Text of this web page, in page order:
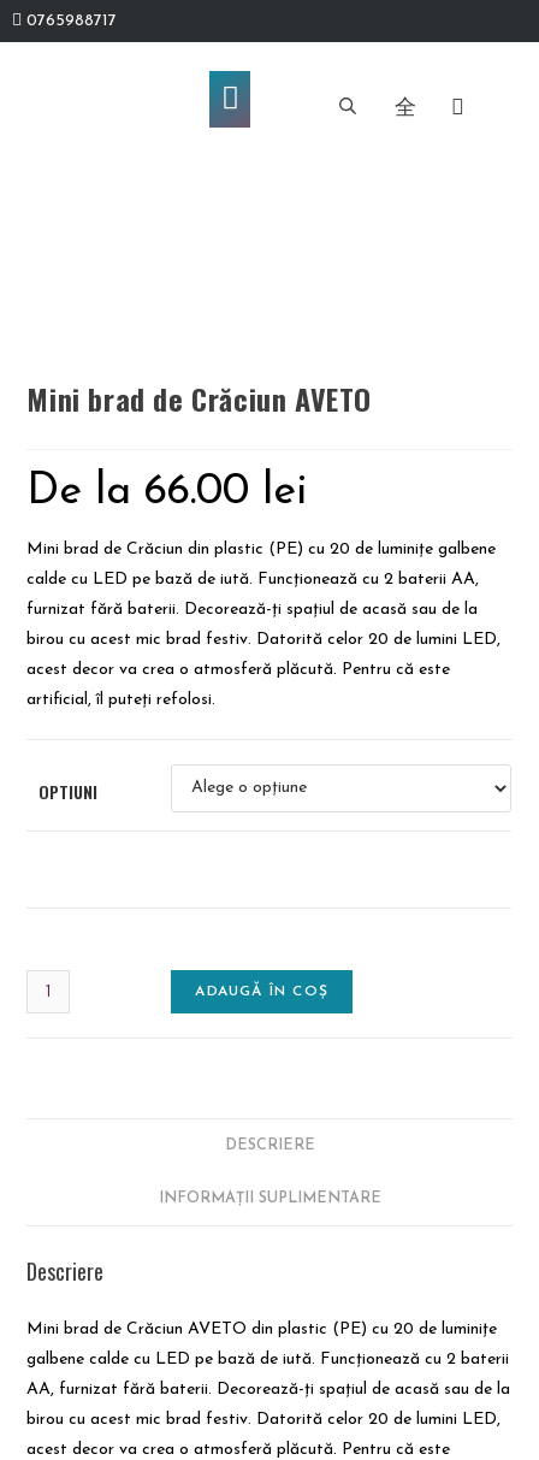
0765988717
Mini brad de Crăciun AVETO
De la 66.00 lei
Mini brad de Crăciun din plastic (PE) cu 20 de luminițe galbene
calde cu LED pe bază de iută. Funcționează cu 2 baterii AA,
furnizat fără baterii. Decorează-ți spațiul de acasă sau de la
birou cu acest mic brad festiv. Datorită celor 20 de lumini LED,
acest decor va crea o atmosferă plăcută. Pentru că este
artificial, îl puteți refolosi.
OPTIUNI
ADAUGĂ ÎN COȘ
DESCRIERE
INFORMAȚII SUPLIMENTARE
Descriere
Mini brad de Crăciun AVETO din plastic (PE) cu 20 de luminițe
galbene calde cu LED pe bază de iută. Funcționează cu 2 baterii
AA, furnizat fără baterii. Decorează-ți spațiul de acasă sau de la
birou cu acest mic brad festiv. Datorită celor 20 de lumini LED,
acest decor va crea o atmosferă plăcută. Pentru că este